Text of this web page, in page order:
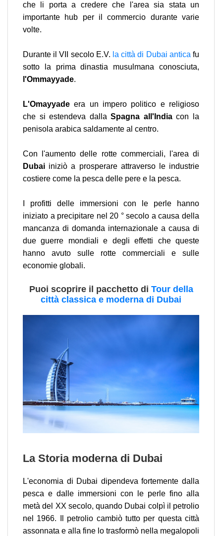
che li porta a credere che l'area sia stata un
importante hub per il commercio durante varie
volte.
Durante il VII secolo E.V. la città di Dubai antica fu
sotto la prima dinastia musulmana conosciuta,
l'Ommayyade.
L'Omayyadeera un impero politico e religioso
che si estendeva dallaSpagna all'Indiacon la
penisola arabica saldamente al centro.
Con l'aumento delle rotte commerciali, l'area di
Dubai iniziò a prosperare attraverso le industrie
costiere come la pesca delle pere e la pesca.
I profitti delle immersioni con le perle hanno
iniziato a precipitare nel 20 ° secolo a causa della
mancanza di domanda internazionale a causa di
due guerre mondiali e degli effetti che queste
hanno avuto sulle rotte commerciali e sulle
economie globali.
Puoi scoprire il pacchetto di Tour della
città classica e moderna di Dubai
La Storia moderna di Dubai
L'economia di Dubai dipendeva fortemente dalla
pesca e dalle immersioni con le perle fino alla
metà del XX secolo, quando Dubai colpì il petrolio
nel 1966. Il petrolio cambiò tutto per questa città
assonnata e alla fine lo trasformò nella megalopoli